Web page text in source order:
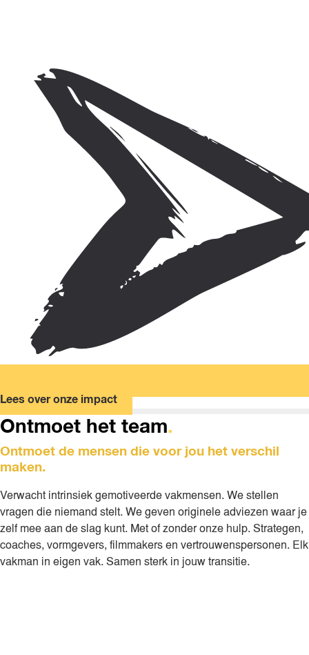
Lees over onze impact
Ontmoet het team.
Ontmoet de mensen die voor jou het verschil
maken.
Verwacht intrinsiek gemotiveerde vakmensen. We stellen
vragen die niemand stelt. We geven originele adviezen waar je
zelf mee aan de slag kunt. Met of zonder onze hulp. Strategen,
coaches, vormgevers, filmmakers en vertrouwenspersonen. Elk
vakman in eigen vak. Samen sterk in jouw transitie.